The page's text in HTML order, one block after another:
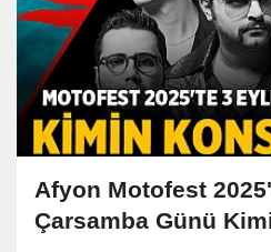
Afyon Motofest
Çarsamba Günü